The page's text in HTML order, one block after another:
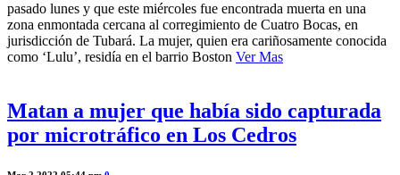
pasado lunes y que este miércoles fue encontrada muerta en una
zona enmontada cercana al corregimiento de Cuatro Bocas, en
jurisdicción de Tubará. La mujer, quien era cariñosamente conocida
como ‘Lulu’, residía en el barrio Boston Ver Mas
Matan a mujer que había sido capturada
por microtráfico en Los Cedros